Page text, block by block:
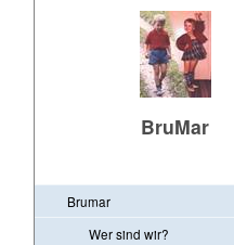
BruMar
Brumar
Wer sind wir?